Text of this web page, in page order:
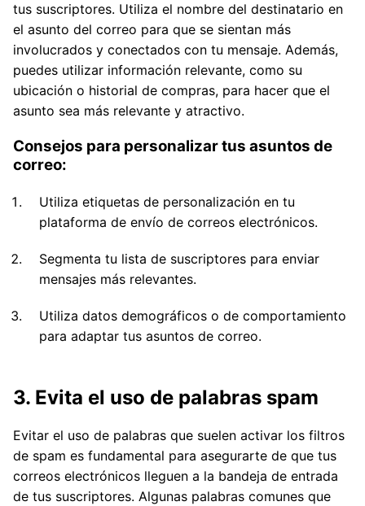
tus suscriptores. Utiliza el nombre del destinatario en
el asunto del correo para que se sientan más
involucrados y conectados con tu mensaje. Además,
puedes utilizar información relevante, como su
ubicación o historial de compras, para hacer que el
asunto sea más relevante y atractivo.
Consejos para personalizar tus asuntos de
correo:
Utiliza etiquetas de personalización en tu
plataforma de envío de correos electrónicos.
Segmenta tu lista de suscriptores para enviar
mensajes más relevantes.
Utiliza datos demográficos o de comportamiento
para adaptar tus asuntos de correo.
3. Evita el uso de palabras spam
Evitar el uso de palabras que suelen activar los filtros
de spam es fundamental para asegurarte de que tus
correos electrónicos lleguen a la bandeja de entrada
de tus suscriptores. Algunas palabras comunes que